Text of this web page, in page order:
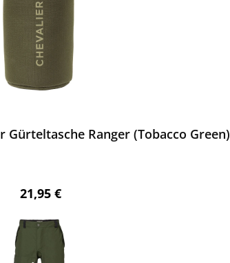
Gürteltasche Ranger (Tobacco Green)
Regulärer Preis:
21,95 €